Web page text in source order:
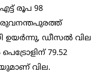
രൂപ 98
ഉയര്‍ന്നു, ഡീസല്‍ വില
79.52
വില.